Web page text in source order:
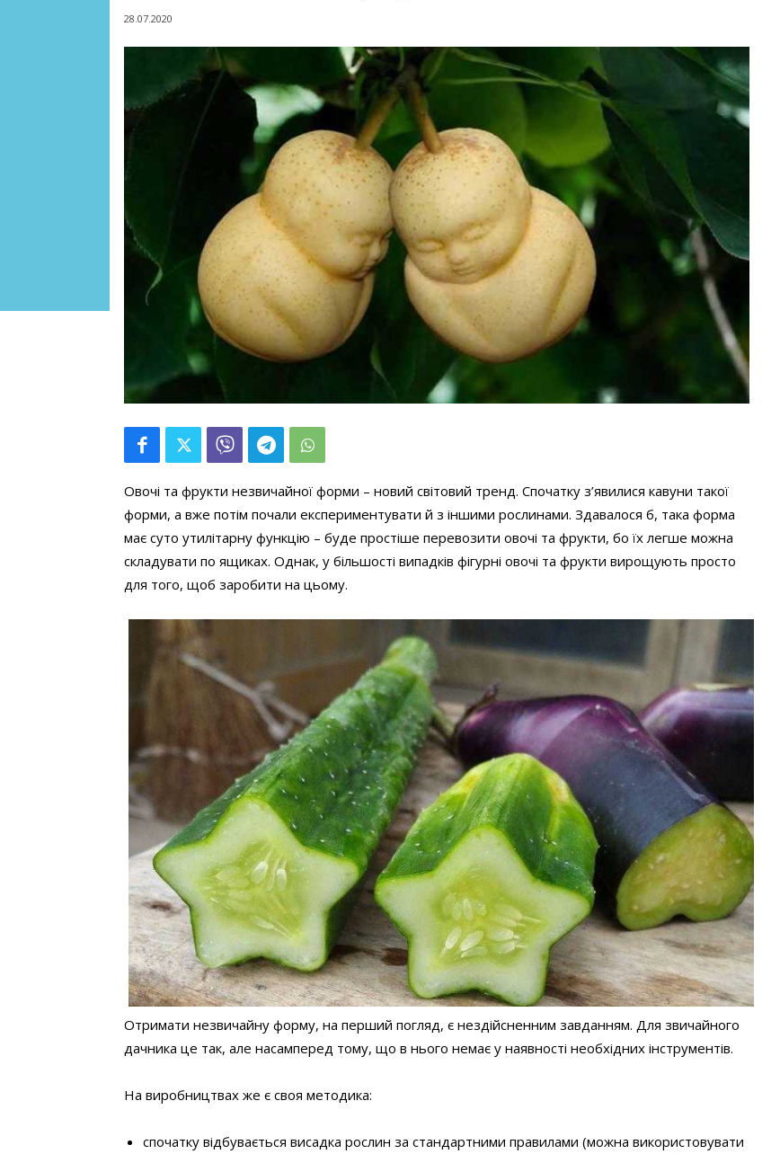
28.07.2020
Овочі та фрукти незвичайної форми – новий світовий тренд. Спочатку з’явилися кавуни такої
форми, а вже потім почали експериментувати й з іншими рослинами. Здавалося б, така форма
має суто утилітарну функцію – буде простіше перевозити овочі та фрукти, бо їх легше можна
складувати по ящиках. Однак, у більшості випадків фігурні овочі та фрукти вирощують просто
для того, щоб заробити на цьому.
Отримати незвичайну форму, на перший погляд, є нездійсненним завданням. Для звичайного
дачника це так, але насамперед тому, що в нього немає у наявності необхідних інструментів.
На виробництвах же є своя методика:
спочатку відбувається висадка рослин за стандартними правилами (можна використовувати